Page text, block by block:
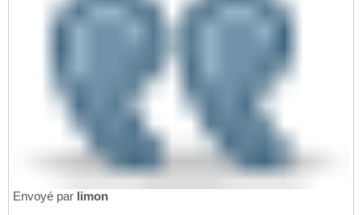
Envoyé par limon